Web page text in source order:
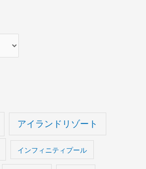
アイランドリゾート
インフィニティプール